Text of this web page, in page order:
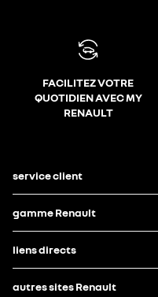
FACILITEZ VOTRE
QUOTIDIEN AVEC MY
RENAULT
service client
gamme Renault
liens directs
autres sites Renault